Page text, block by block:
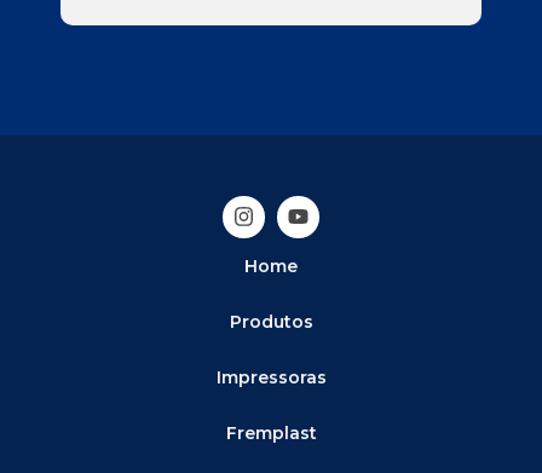
Home
Produtos
Impressoras
Fremplast